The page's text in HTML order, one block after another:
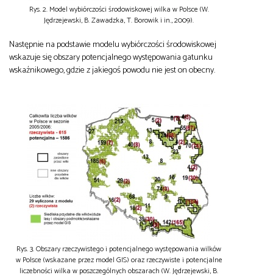
Rys. 2. Model wybiórczości środowiskowej wilka w Polsce (W.
Jędrzejewski, B. Zawadzka, T. Borowik i in., 2009).
Następnie na podstawie modelu wybiórczości środowiskowej
wskazuje się obszary potencjalnego występowania gatunku
wskaźnikowego, gdzie z jakiegoś powodu nie jest on obecny.
Rys. 3. Obszary rzeczywistego i potencjalnego występowania wilków
w Polsce (wskazane przez model GIS) oraz rzeczywiste i potencjalne
liczebności wilka w poszczególnych obszarach (W. Jędrzejewski, B.